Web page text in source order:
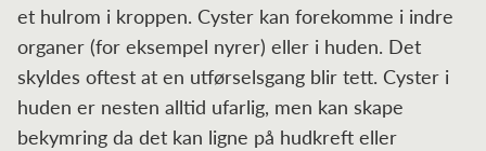
et hulrom i kroppen. Cyster kan forekomme i indre
organer (for eksempel nyrer) eller i huden. Det
skyldes oftest at en utførselsgang blir tett. Cyster i
huden er nesten alltid ufarlig, men kan skape
bekymring da det kan ligne på hudkreft eller